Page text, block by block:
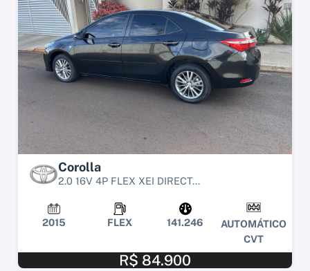
Corolla
2.0 16V 4P FLEX XEI DIRECT...
2015 FLEX 141.246
AUTOMÁTICO
CVT
R$ 84.900